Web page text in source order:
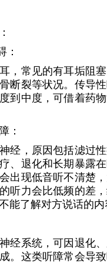
：
，常见的有耳垢阻塞
断裂等状况。传导
到中度，可借着药
：
经，原因包括滤过性
、退化和长期暴露在
出现低音听不清楚
听力会比低频的差
能了解对方说话的内
经系统，可因退化
。这类听障常会导